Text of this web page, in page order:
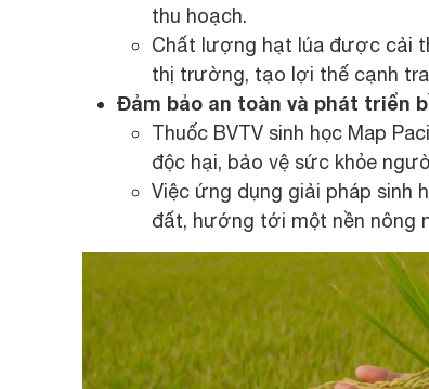
thu hoạch.
Chất lượng hạt lúa được cải
thị trường, tạo lợi thế cạnh
Đảm bảo an toàn và phát triển
Thuốc BVTV sinh học Map
độc hại, bảo vệ sức khỏe
Việc ứng dụng giải pháp sinh
đất, hướng tới một nền nông